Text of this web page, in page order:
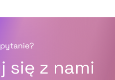
się z nami